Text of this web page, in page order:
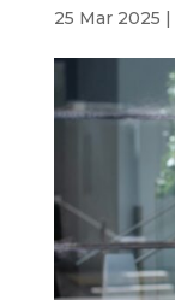
25 Mar 2025 |